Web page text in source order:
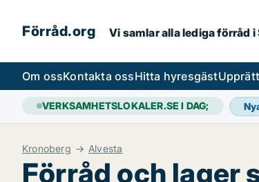
Förråd.org Vi samlar alla lediga förråd
Om ossKontakta ossHitta hyresgäst
VERKSAMHETSLOKALER.SE I DAG;
Kronoberg Alvesta
Förråd och lager